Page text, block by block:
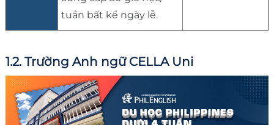
tuần bất kể ngày lễ.
1.2. Trường Anh ngữ CELLA Uni